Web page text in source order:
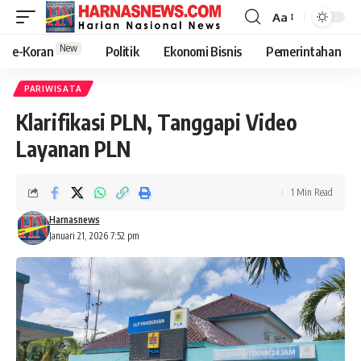
Aa
e-Koran New Politik Ekonomi Bisnis Pemerintahan
PARIWISATA
Klarifikasi PLN, Tanggapi Video
Layanan PLN
Januari 21, 2026 7:52 pm
Harnasnews
1 Min Read